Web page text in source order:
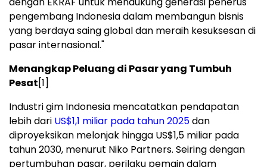
pengembang Indonesia dalam membangun bisnis
yang berdaya saing global dan meraih kesuksesan di
pasar internasional."
Menangkap Peluang di Pasar yang Tumbuh
Pesat[1]
Industri gim Indonesia mencatatkan pendapatan
lebih dari US$1,1 miliar pada tahun 2025dan
diproyeksikan melonjak hingga US$1,5 miliar pada
tahun 2030, menurut Niko Partners. Seiring dengan
pertumbuhan pasar, perilaku pemain dalam